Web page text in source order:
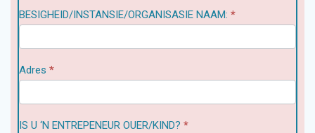
BESIGHEID/INSTANSIE/ORGANISASIE NAAM: *
Adres *
IS U ‘N ENTREPENEUR OUER/KIND? *